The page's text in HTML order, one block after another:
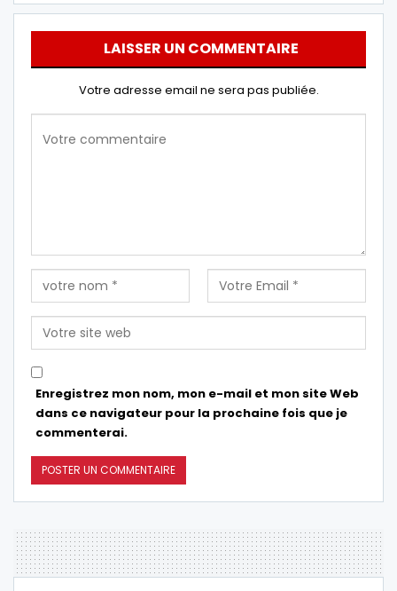
LAISSER UN COMMENTAIRE
Votre adresse email ne sera pas publiée.
Enregistrez mon nom, mon e-mail et mon site Web
dans ce navigateur pour la prochaine fois que je
commenterai.